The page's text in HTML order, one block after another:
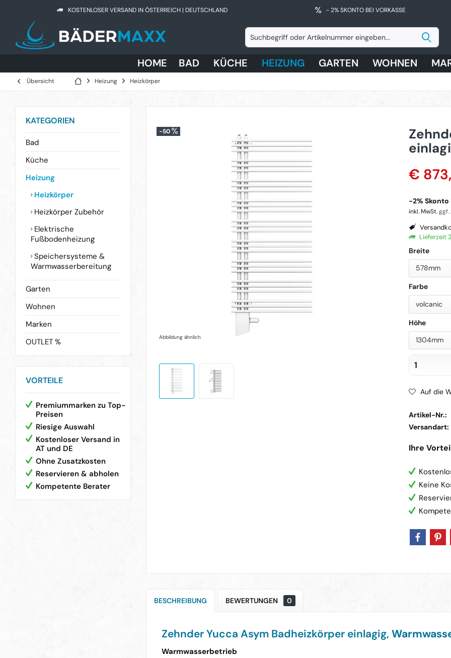
KOSTENLOSER VERSAND IN ÖSTERREICH | DEUTSCHLAND - 2% SKONTO BEI VORKASSE
HOME BAD KÜCHE HEIZUNG GARTEN WOHNEN
Übersicht Heizung Heizkörper
KATEGORIEN
Bad
Küche
Heizung
Heizkörper
Heizkörper Zubehör
Elektrische
Fußbodenheizung
Speichersysteme &
Warmwasserbereitung
Garten
Wohnen
Marken
OUTLET %
VORTEILE
Premiummarken zu Top-
Preisen
Riesige Auswahl
Kostenloser Versand in
AT und DE
Ohne Zusatzkosten
Reservieren & abholen
Kompetente Berater
-50
Abbildung ähnlich
€
-2% Skonto
inkl. MwSt.ggf.
Lieferzeit
Breite
578mm
Farbe
volcanic
Höhe
1304mm
Auf die
Artikel-Nr.:
Versandart:
Ihre
Keine
BESCHREIBUNG BEWERTUNGEN 0
Zehnder Yucca Asym Badheizkörper einlagig,
Warmwasserbetrieb